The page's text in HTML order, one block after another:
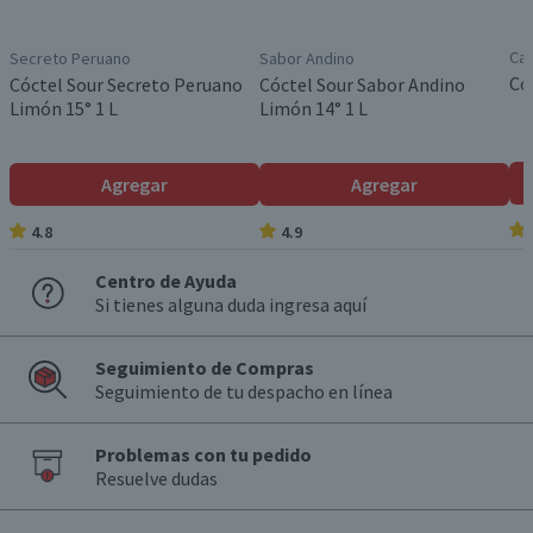
Secreto Peruano
Cóctel Sour Secreto Peruano
Limón 15° 1 L
Agregar
4.8
Sabor Andino
Cóctel Sour Sabor Andino
Limón 14° 1 L
Agregar
4.9
Centro de Ayuda
Si tienes alguna duda ingresa aquí
Seguimiento de Compras
Seguimiento de tu despacho en línea
Problemas con tu pedido
Resuelve dudas